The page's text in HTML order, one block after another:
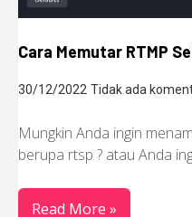
Cara Memutar RTMP
30/12/2022 Tidak ada
Mungkin Anda ingin
berupa rtsp ? atau Anda
Read More »